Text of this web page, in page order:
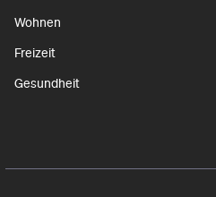
Wohnen
Freizeit
Gesundheit